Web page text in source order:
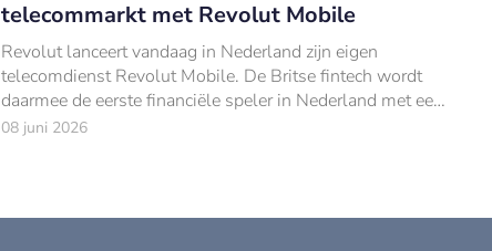
telecommarkt met Revolut Mobile
Revolut lanceert vandaag in Nederland zijn eigen
telecomdienst Revolut Mobile. De Britse fintech wordt
daarmee de eerste financiële speler in Nederland met een
volwaardig telecomaanbod.
08 juni 2026